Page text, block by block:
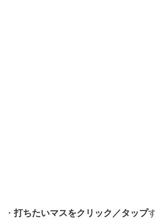
・打ちたいマスをクリック／タップ